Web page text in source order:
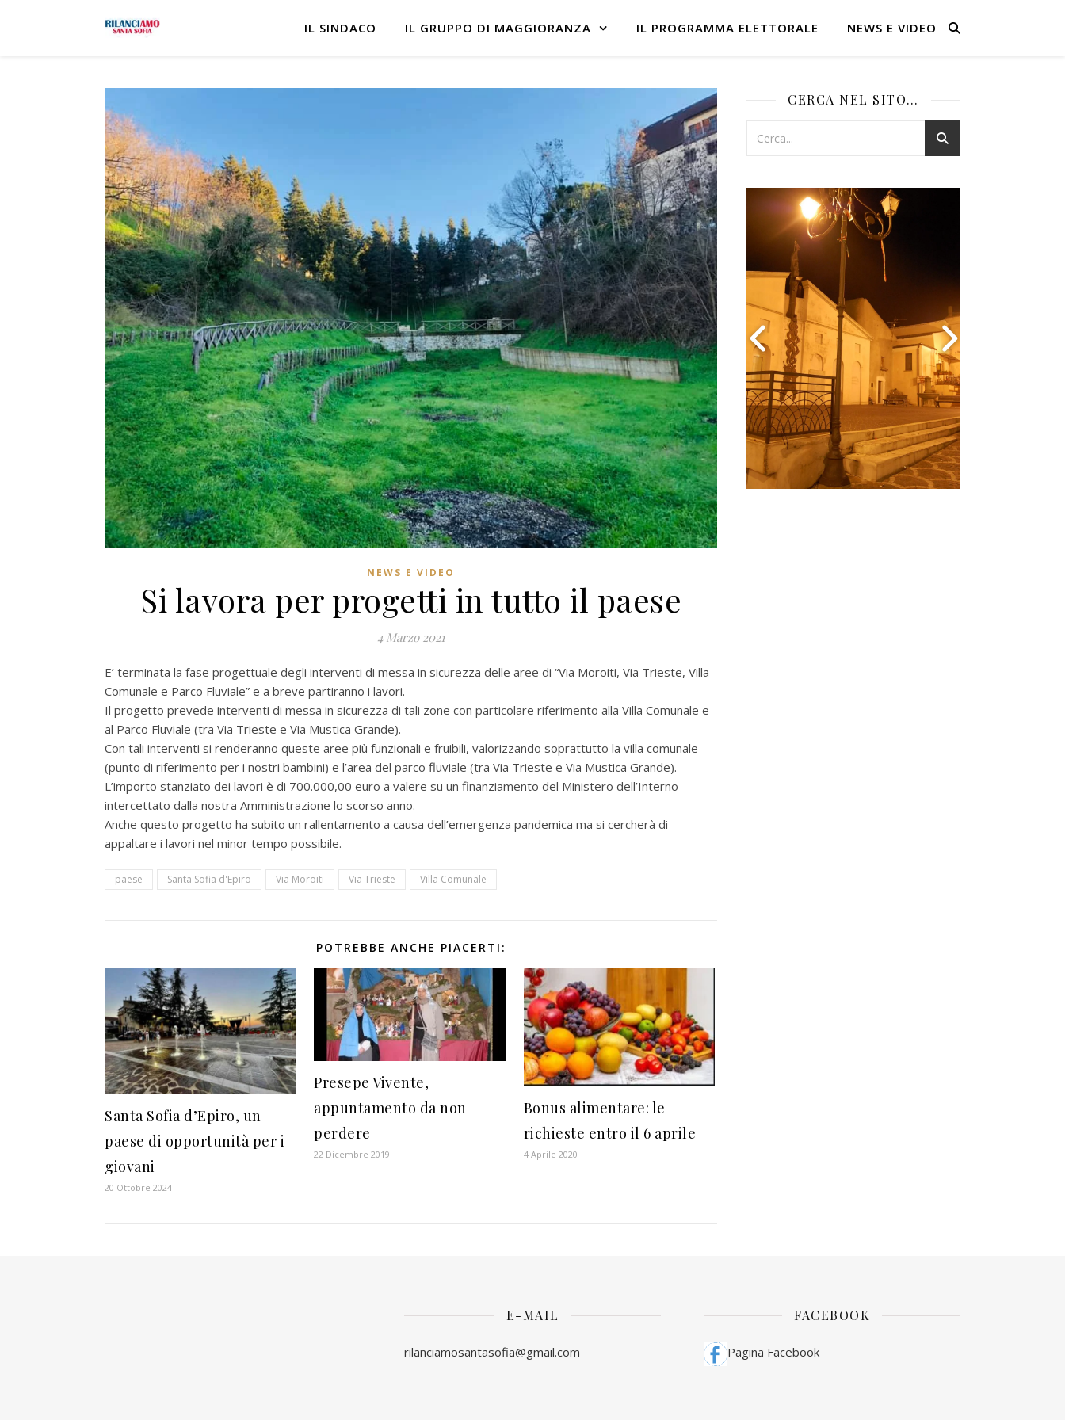
IL SINDACO IL GRUPPO DI MAGGIORANZA IL PROGRAMMA ELETTORALE NEWS E VIDEO
NEWS E VIDEO
Si lavora per progetti in tutto il paese
4 Marzo 2021
E’ terminata la fase progettuale degli interventi di messa in sicurezza delle aree di “Via Moroiti, Via Trieste, Villa
Comunale e Parco Fluviale” e a breve partiranno i lavori.
Il progetto prevede interventi di messa in sicurezza di tali zone con particolare riferimento alla Villa Comunale e
al Parco Fluviale (tra Via Trieste e Via Mustica Grande).
Con tali interventi si renderanno queste aree più funzionali e fruibili, valorizzando soprattutto la villa comunale
(punto di riferimento per i nostri bambini) e l’area del parco fluviale (tra Via Trieste e Via Mustica Grande).
L’importo stanziato dei lavori è di 700.000,00 euro a valere su un finanziamento del Ministero dell’Interno
intercettato dalla nostra Amministrazione lo scorso anno.
Anche questo progetto ha subito un rallentamento a causa dell’emergenza pandemica ma si cercherà di
appaltare i lavori nel minor tempo possibile.
paese Santa Sofia d'Epiro Via Moroiti Via Trieste Villa Comunale
POTREBBE ANCHE PIACERTI:
Santa Sofia d’Epiro, un
paese di opportunità per i
giovani
20 Ottobre 2024
Presepe Vivente,
appuntamento da non
perdere
22 Dicembre 2019
Bonus alimentare: le
richieste entro il 6 aprile
4 Aprile 2020
CERCA NEL SITO…
E-MAIL
rilanciamosantasofia@gmail.com
FACEBOOK
Pagina Facebook